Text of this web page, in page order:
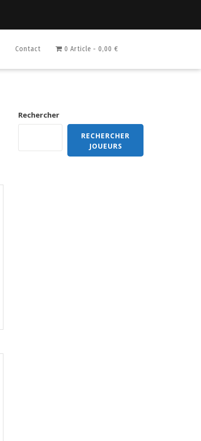
Contact 0 Article 0,00 €
Rechercher
RECHERCHER
JOUEURS